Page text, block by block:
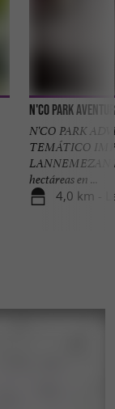
N'Co Park
N'CO PARK
TEMÁTICO
LANNEMEZAN
hectáreas en ...
4,0 km -